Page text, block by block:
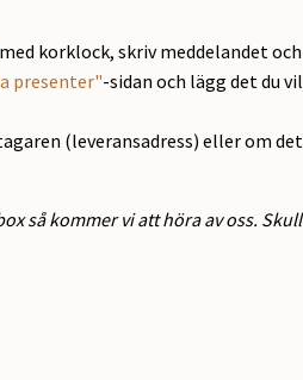
med korklock, skriv meddelandet
presenter"-sidan och lägg det du
(leveransadress) eller om
så kommer vi att höra av oss.